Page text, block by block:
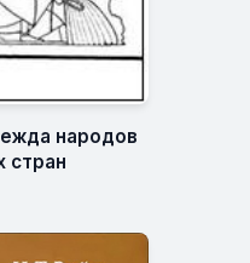
народов
стран